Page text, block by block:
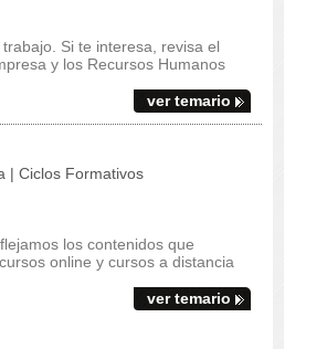
Si te interesa, revisa el
y los Recursos Humanos
ver temario
| Ciclos Formativos
los contenidos que
online y cursos a distancia
ver temario